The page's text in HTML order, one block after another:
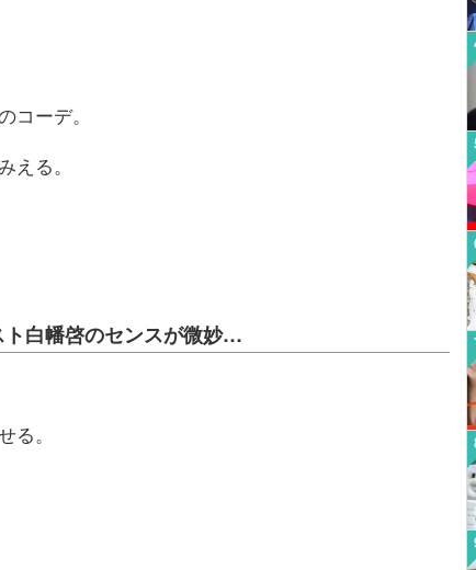
コーデ。
える。
白幡啓のセンスが微妙…
。